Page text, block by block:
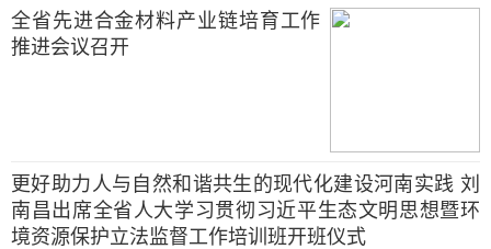
全省先进合金材料产业链培育工作
推进会议召开
更好助力人与自然和谐共生的现代化建设河南实践 刘
南昌出席全省人大学习贯彻习近平生态文明思想暨环
境资源保护立法监督工作培训班开班仪式